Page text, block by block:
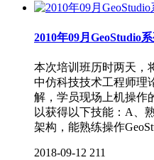
2010年09月GeoStudio
本次培训班历时两天，
中仿科技技术工程师理
解，学员现场上机操作
以获得以下技能：A、
架构，能熟练操作
2018-09-12 211